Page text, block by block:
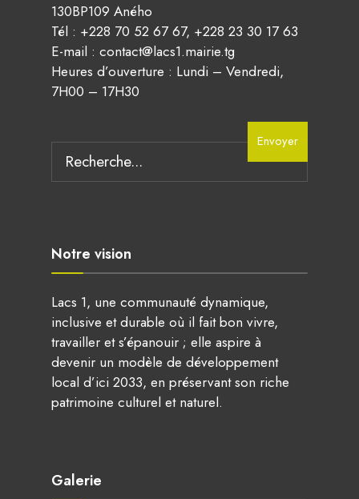
130BP109 Aného
Tél : +228 70 52 67 67, +228 23 30 17 63
E-mail : contact@lacs1.mairie.tg
Heures d’ouverture : Lundi – Vendredi,
7H00 – 17H30
Envoyer
Notre vision
Lacs 1, une communauté dynamique,
inclusive et durable où il fait bon vivre,
travailler et s’épanouir ; elle aspire à
devenir un modèle de développement
local d’ici 2033, en préservant son riche
patrimoine culturel et naturel.
Galerie